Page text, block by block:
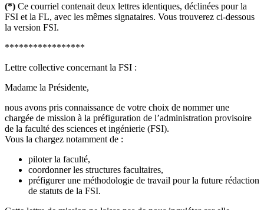
(*) Ce courriel contenait deux lettres identiques, déclinées pour la
FSI et la FL, avec les mêmes signataires. Vous trouverez ci-dessous
la version FSI.
*****************
Lettre collective concernant la FSI :
Madame la Présidente,
nous avons pris connaissance de votre choix de nommer une
chargée de mission à la préfiguration de l’administration provisoire
de la faculté des sciences et ingénierie (FSI).
Vous la chargez notamment de :
piloter la faculté,
coordonner les structures facultaires,
préfigurer une méthodologie de travail pour la future rédaction
de statuts de la FSI.